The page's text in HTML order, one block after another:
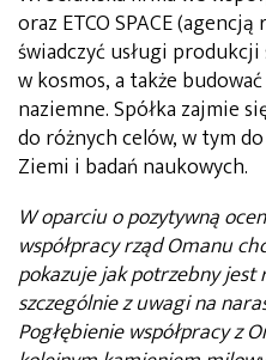
oraz ETCO SPACE
świadczyć usługi
w kosmos, a także
naziemne. Spółka zajmie
do różnych celów, w tym
Ziemi i badań naukowych.
W oparciu o pozytywną
współpracy rząd Omanu
pokazuje jak potrzebny jest
szczególnie z uwagi na
Pogłębienie współpracy z